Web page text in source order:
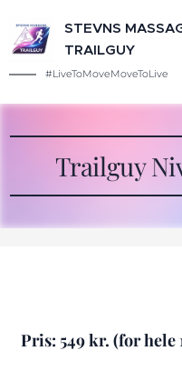
STEVNS
TRAILGUY
#LiveToMoveMoveToLive
🏁 Trailguy
Pris: 549 kr. (for